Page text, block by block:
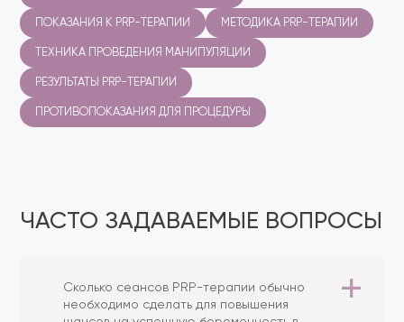
ПОКАЗАНИЯ К PRP-ТЕРАПИИ МЕТОДИКА PRP-ТЕРАПИИ
ТЕХНИКА ПРОВЕДЕНИЯ МАНИПУЛЯЦИИ
РЕЗУЛЬТАТЫ PRP-ТЕРАПИИ
ПРОТИВОПОКАЗАНИЯ ДЛЯ ПРОЦЕДУРЫ
ЧАСТО ЗАДАВАЕМЫЕ ВОПРОСЫ
Сколько сеансов PRP-терапии обычно
необходимо сделать для повышения